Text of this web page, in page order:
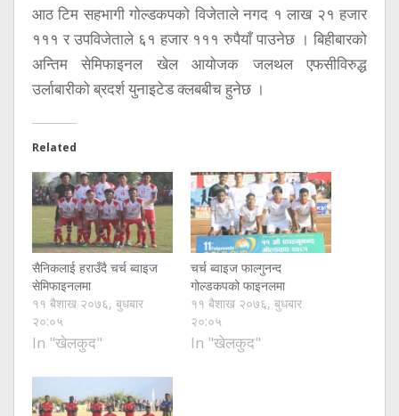
आठ टिम सहभागी गोल्डकपको विजेताले नगद १ लाख २१ हजार
१११ र उपविजेताले ६१ हजार १११ रुपैयाँ पाउनेछ । बिहीबारको
अन्तिम सेमिफाइनल खेल आयोजक जलथल एफसीविरुद्ध
उर्लाबारीको ब्रदर्श युनाइटेड क्लबबीच हुनेछ ।
Related
सैनिकलाई हराउँदै चर्च ब्वाइज
सेमिफाइनलमा
११ बैशाख २०७६, बुधबार
२०:०५
In "खेलकुद"
चर्च ब्वाइज फाल्गुनन्द
गोल्डकपको फाइनलमा
११ बैशाख २०७६, बुधबार
२०:०५
In "खेलकुद"